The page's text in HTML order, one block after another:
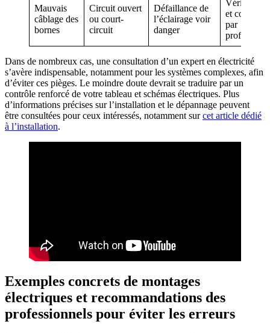
Mauvais
câblage des
bornes
Circuit ouvert
ou court-
circuit
Défaillance de
l’éclairage voir
danger
Vérification
et
par
Dans de nombreux cas, une consultation d’un expert en électricité
s’avère indispensable, notamment pour les systèmes complexes, afin
d’éviter ces pièges. Le moindre doute devrait se traduire par un
contrôle renforcé de votre tableau et schémas électriques. Plus
d’informations précises sur l’installation et le dépannage peuvent
être consultées pour ceux intéressés, notamment surcet article dédié
à l’installation.
Exemples concrets de montages
électriques et recommandations des
professionnels pour éviter les erreurs